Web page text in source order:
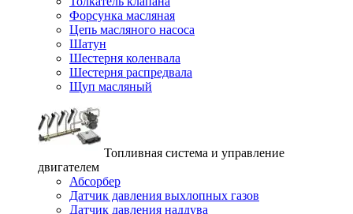
Форсунка масляная
Цепь масляного насоса
Шатун
Шестерня коленвала
Шестерня распредвала
Щуп масляный
Топливная система и управление
двигателем
Абсорбер
Датчик давления выхлопных газов
Датчик давления наддува